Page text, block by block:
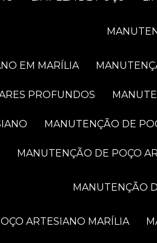
EM MARÍLIA
PROFUNDOS
MANUTENÇÃO DE
MANUTENÇÃO DE POÇO
MANUTENÇÃO
ARTESIANO MARÍLIA